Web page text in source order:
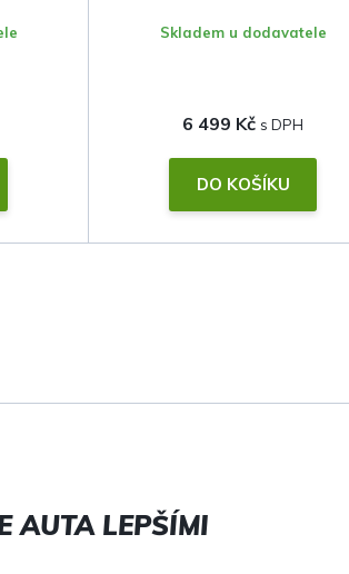
Skladem u dodavatele
6 499 Kč
DO KOŠÍKU
á